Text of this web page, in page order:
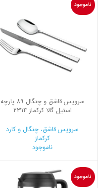
ناموجود
سرویس قاشق و چنگال 89 پارچه
استیل گالا کرکماز 2314
سرویس قاشق، چنگال و کارد
کرکماز
ناموجود
ناموجود